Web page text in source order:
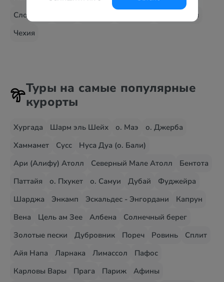
Словения
Финляндия
Чехия
Туры на самые популярные
курорты
Хургада Шарм эль Шейх о. Маэ
о. Джерба
Хаммамет
Сусс
Нуса Дуа (о. Бали)
Ари (Алифу) Атолл
Северный Мале Атолл
Бентота
Паттайя
о. Пхукет о. Самуи Дубай
Фуджейра
Шарджа
Энкамп Эскальдес - Энгордани
Капрун
Вена
Цель ам Зее Албена
Солнечный берег
Золотые пески
Дубровник Пореч Ровинь
Сплит
Айя Напа
Ларнака Лимассол
Пафос
Карловы Вары
Прага Париж
Афины